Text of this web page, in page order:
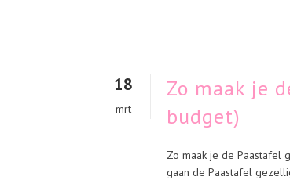
18
mrt
Zo maak je
budget)
Zo maak je de Paastafel
gaan de Paastafel